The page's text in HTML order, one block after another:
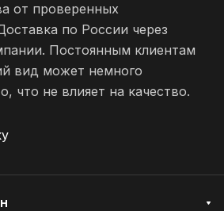
от проверенных
по России через
Постоянным клиентам
вид может немного
что не влияет на качество.